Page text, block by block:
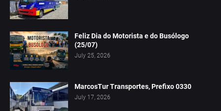
Feliz Dia do Motorista e do Busólogo
(25/07)
July 25, 2026
MarcosTur Transportes, Prefixo 0330
July 17, 2026